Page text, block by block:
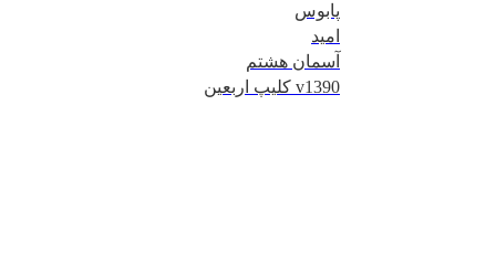
پابوس
امید
آسمان هشتم
کلیپ اربعین v1390